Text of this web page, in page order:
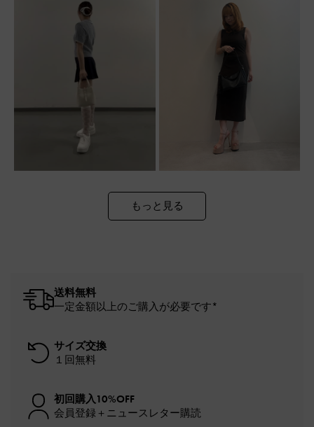
もっと見る
送料無料
一定金額以上のご購入が必要です*
サイズ交換
１回無料
初回購入10%OFF
会員登録＋ニュースレター購読